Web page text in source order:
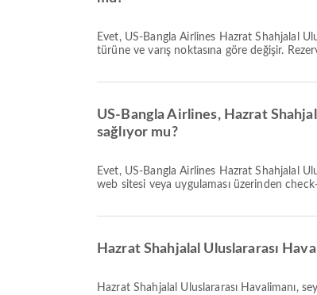
Evet, US-Bangla Airlines Hazrat Shahjalal Uluslararası Havalimanı çıkışlı Sharjah Uluslararası Havalimanı varışlı Yerel & Uluslararası uçuşlar için bagaj hakkı sunar. Detaylar bilet
türüne ve varış noktasına göre değişir.
US-Bangla Airlines, Hazrat
sağlıyor mu?
Evet, US-Bangla Airlines Hazrat Shahjalal Uluslararası Havalimanı - Sharjah Uluslararası Havalimanı uçuşu için online check-in imkanı sunar; uçuşunuzdan önce havayolunun
web sitesi veya uygulaması üzerinden
Hazrat Shahjalal Uluslararası
Hazrat Shahjalal Uluslararası Havalimanı, seyahat deneyiminizi geliştirmek için Banka Hizmetleri/ATM, Bekleme Alanı, Sigara İçme Alanı ve birçok başka olanak sunar. Tesisler ve